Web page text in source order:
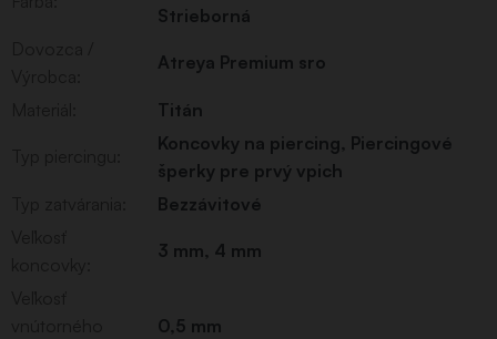
Strieborná
Atreya Premium sro
Titán
Koncovky na piercing, Piercingové
šperky pre prvý vpich
Bezzávitové
3 mm, 4 mm
0,5 mm